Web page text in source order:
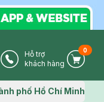
IconPhone Icon
Hỗ trợ
khách hàng
Cart
0
icon
phố Hồ Chí Minh